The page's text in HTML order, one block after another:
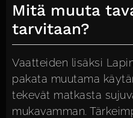
Mitä muuta
tarvitaan?
Vaatteiden lisäksi
pakata muutama
tekevät matkasta
mukavamman.